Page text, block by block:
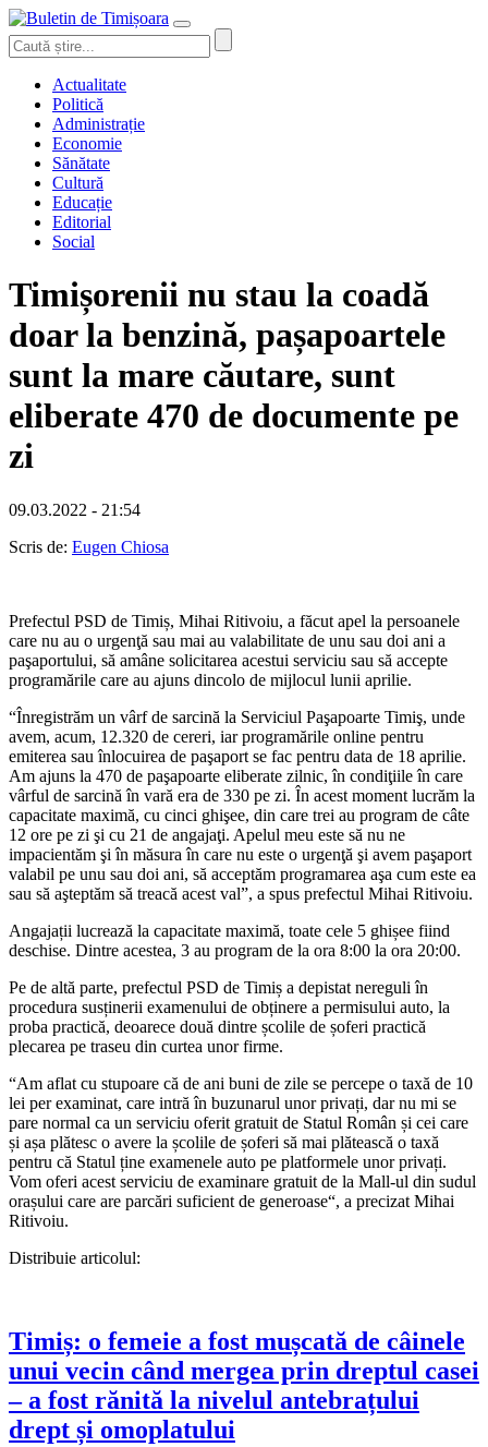
Actualitate
Politică
Administrație
Economie
Sănătate
Cultură
Educație
Editorial
Social
Timișorenii nu stau la coadă
doar la benzină, pașapoartele
sunt la mare căutare, sunt
eliberate 470 de documente pe
zi
09.03.2022 - 21:54
Scris de: Eugen Chiosa
Prefectul PSD de Timiș, Mihai Ritivoiu, a făcut apel la persoanele
care nu au o urgenţă sau mai au valabilitate de unu sau doi ani a
paşaportului, să amâne solicitarea acestui serviciu sau să accepte
programările care au ajuns dincolo de mijlocul lunii aprilie.
“Înregistrăm un vârf de sarcină la Serviciul Paşapoarte Timiş, unde
avem, acum, 12.320 de cereri, iar programările online pentru
emiterea sau înlocuirea de paşaport se fac pentru data de 18 aprilie.
Am ajuns la 470 de paşapoarte eliberate zilnic, în condiţiile în care
vârful de sarcină în vară era de 330 pe zi. În acest moment lucrăm la
capacitate maximă, cu cinci ghişee, din care trei au program de câte
12 ore pe zi şi cu 21 de angajaţi. Apelul meu este să nu ne
impacientăm şi în măsura în care nu este o urgenţă şi avem paşaport
valabil pe unu sau doi ani, să acceptăm programarea aşa cum este ea
sau să aşteptăm să treacă acest val”, a spus prefectul Mihai Ritivoiu.
Angajații lucrează la capacitate maximă, toate cele 5 ghișee fiind
deschise. Dintre acestea, 3 au program de la ora 8:00 la ora 20:00.
Pe de altă parte, prefectul PSD de Timiș a depistat nereguli în
procedura susținerii examenului de obținere a permisului auto, la
proba practică, deoarece două dintre școlile de șoferi practică
plecarea pe traseu din curtea unor firme.
“Am aflat cu stupoare că de ani buni de zile se percepe o taxă de 10
lei per examinat, care intră în buzunarul unor privați, dar nu mi se
pare normal ca un serviciu oferit gratuit de Statul Român și cei care
și așa plătesc o avere la școlile de șoferi să mai plătească o taxă
pentru că Statul ține examenele auto pe platformele unor privați.
Vom oferi acest serviciu de examinare gratuit de la Mall-ul din sudul
orașului care are parcări suficient de generoase“, a precizat Mihai
Ritivoiu.
Distribuie articolul:
Timiș: o femeie a fost mușcată de câinele
unui vecin când mergea prin dreptul casei
– a fost rănită la nivelul antebrațului
drept și omoplatului